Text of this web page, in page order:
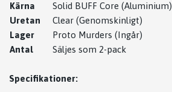
Kärna
Solid BUFF Core (Aluminium)
Uretan
Clear (Genomskinligt)
Lager
Proto Murders (Ingår)
Antal
Säljes som 2-pack
Specifikationer: